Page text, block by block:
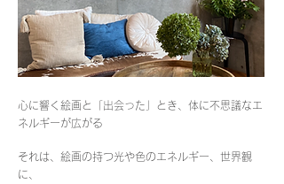
心に響く絵画と「出会った」とき、体に不思議なエ
ネルギーが広がる
それは、絵画の持つ光や色のエネルギー、世界観
に、